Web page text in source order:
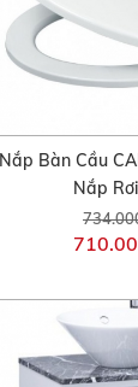
Nắp Bàn Cầu
Nắp